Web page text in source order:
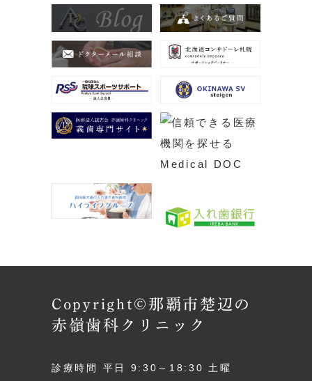
Copyright©那覇市楚辺の
赤嶺歯科クリニック
診療時間 平日 9:30～18:30 土曜